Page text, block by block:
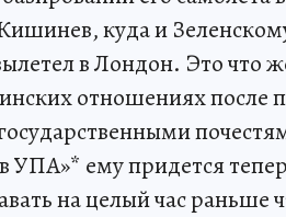
куда и
в Лондон. Это что
отношениях после
УПА»* ему придется
на целый час раньше